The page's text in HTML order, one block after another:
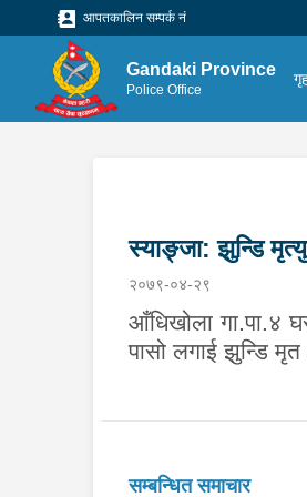
आपतकालिन सम्पर्क नं
Gandaki Province
Police Office
स्याङ्जा: झुन्डि मृत्यु
२०७९-०४-२९
आँधिखोला गा.पा.४
पासो लगाई झुन्डि
सम्बन्धित समाचार